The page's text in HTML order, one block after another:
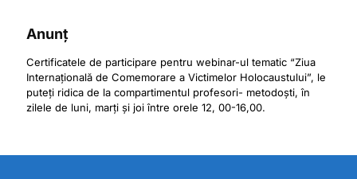
Anunț
Certificatele de participare pentru webinar-ul tematic “Ziua
Internațională de Comemorare a Victimelor Holocaustului”, le
puteți ridica de la compartimentul profesori- metodoști, în
zilele de luni, marți și joi între orele 12, 00-16,00.